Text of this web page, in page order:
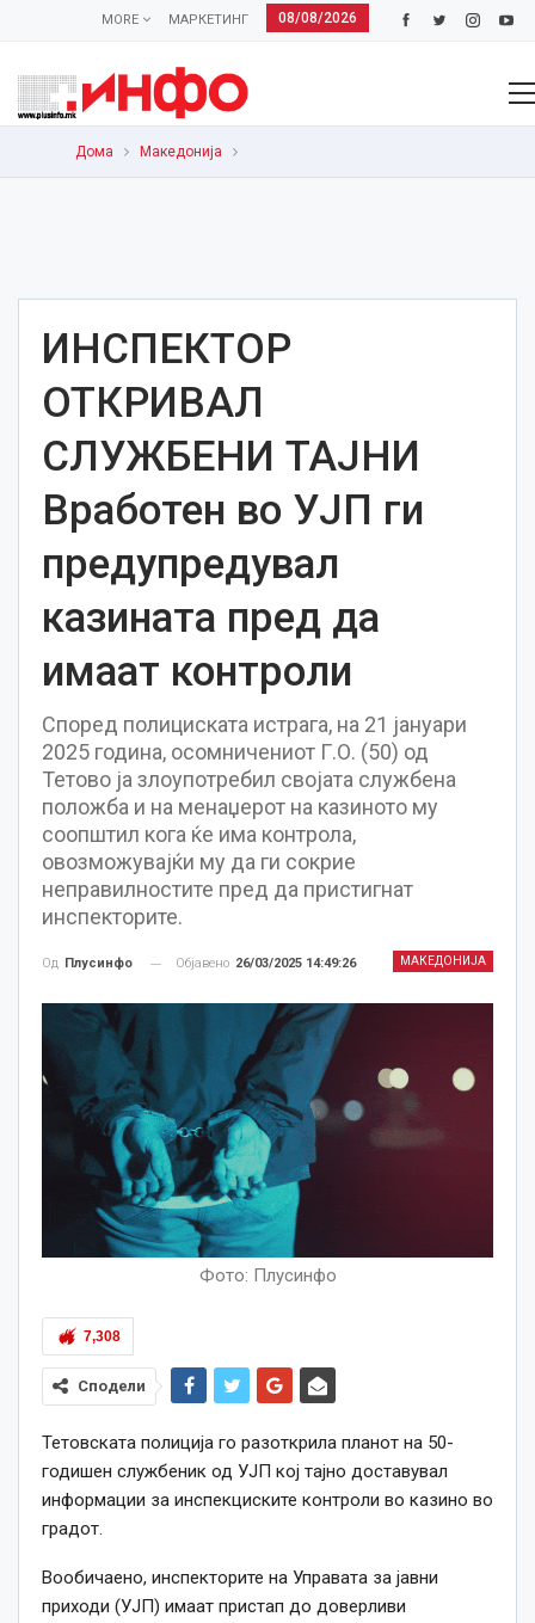
08/08/2026
МАРКЕТИНГ
MORE
Дома Македонија
ИНСПЕКТОР
ОТКРИВАЛ
СЛУЖБЕНИ ТАЈНИ
Вработен во УЈП ги
предупредувал
казината пред да
имаат контроли
Според полициската истрага, на 21 јануари
2025 година, осомничениот Г.О. (50) од
Тетово ја злоупотребил својата службена
положба и на менаџерот на казиното му
соопштил кога ќе има контрола,
овозможувајќи му да ги сокрие
неправилностите пред да пристигнат
инспекторите.
МАКЕДОНИЈА
Од Плусинфо Објавено 26/03/2025 14:49:26
Фото: Плусинфо
7,308
Сподели
Тетовската полиција го разоткрила планот на 50-
годишен службеник од УЈП кој тајно доставувал
информации за инспекциските контроли во казино во
градот.
Вообичаено, инспекторите на Управата за јавни
приходи (УЈП) имаат пристап до доверливи